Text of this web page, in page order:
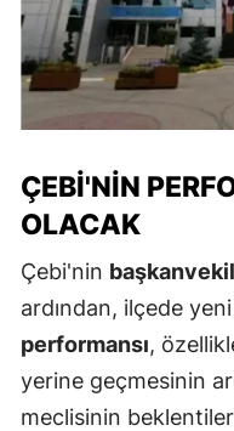
ÇEBI'NIN
OLACAK
Çebi'nin
ardından, ilçede
performansı,
yerine geçmesinin
meclisinin